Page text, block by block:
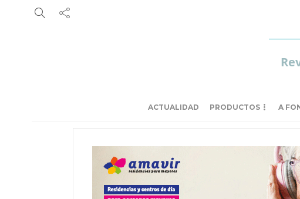
ACTUALIDAD PRODUCTOS A